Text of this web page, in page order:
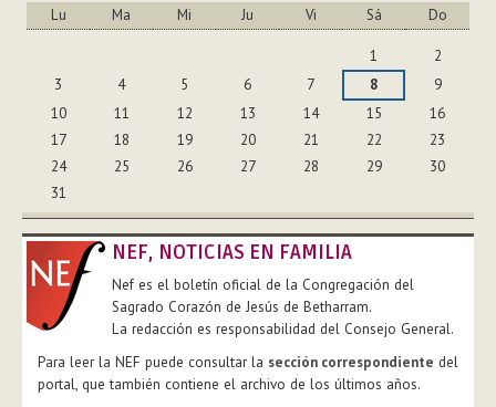
Lu Ma Mi Ju Vi Sá Do
1
2
3
4 5 6 7 8
9
10
11 12 13 14 15
16
17
18 19 20 21 22
23
24
25 26 27 28 29
30
31
NEF, NOTICIAS EN FAMILIA
Nef es el boletín oficial de la Congregación del
Sagrado Corazón de Jesús de Betharram.
La redacción es responsabilidad del Consejo General.
Para leer la NEF puede consultar la sección correspondiente del
portal, que también contiene el archivo de los últimos años.